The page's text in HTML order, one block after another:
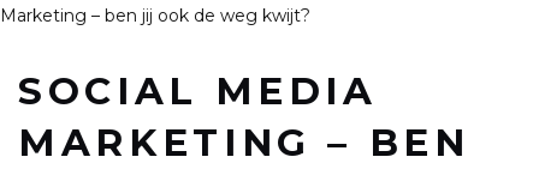
Marketing – ben jij ook de weg kwijt?
SOCIAL MEDIA
MARKETING – BEN